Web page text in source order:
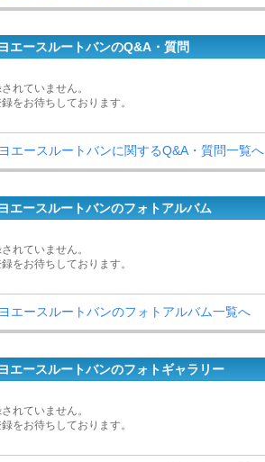
エースルートバンのQ&A・質問
れていません。
をお待ちしております。
ヨエースルートバンに関するQ&A・質問一覧へ
エースルートバンのフォトアルバム
れていません。
をお待ちしております。
ヨエースルートバンのフォトアルバム一覧へ
エースルートバンのフォトギャラリー
れていません。
をお待ちしております。